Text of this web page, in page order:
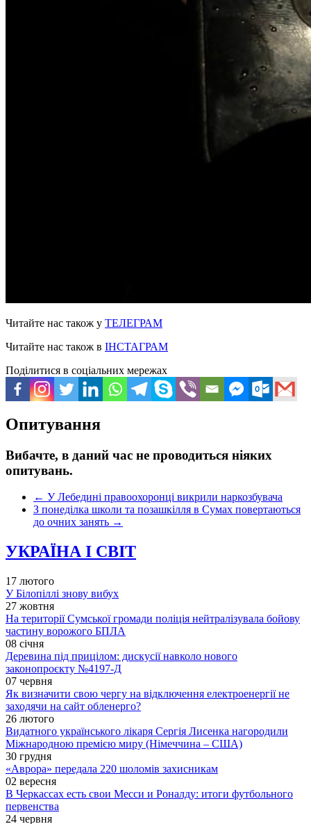
Читайте нас також у ТЕЛЕГРАМ
Читайте нас також в ІНСТАГРАМ
Поділитися в соціальних мережах
Опитування
Вибачте, в даний час не проводиться ніяких
опитувань.
← У Лебедині правоохоронці викрили наркозбувача
З понеділка школи та позашкілля в Сумах повертаються
до очних занять →
УКРАЇНА І СВІТ
17 лютого
У Білопіллі знову вибух
27 жовтня
На території Сумської громади поліція нейтралізувала бойову
частину ворожого БПЛА
08 січня
Деревина під прицілом: дискусії навколо нового
законопроєкту №4197-Д
07 червня
Як визначити свою чергу на відключення електроенергії не
заходячи на сайт обленерго?
26 лютого
Видатного українського лікаря Сергія Лисенка нагородили
Міжнародною премією миру (Німеччина – США)
30 грудня
«Аврора» передала 220 шоломів захисникам
02 вересня
В Черкассах есть свои Месси и Роналду: итоги футбольного
первенства
24 червня